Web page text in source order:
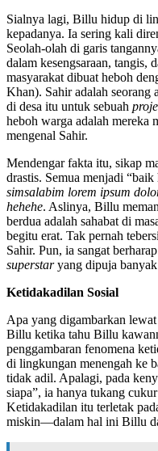
Sialnya lagi, Billu hidup di
kepadanya. Ia sering kali
Seolah-olah di garis
dalam kesengsaraan, tangis,
masyarakat dibuat heboh
Khan). Sahir adalah seorang
di desa itu untuk sebuah
heboh warga adalah mereka
mengenal Sahir.
Mendengar fakta itu, sikap
drastis. Semua menjadi
simsalabim lorem ipsum
hehehe. Aslinya, Billu
berdua adalah sahabat di
begitu erat. Tak pernah
Sahir. Pun, ia sangat
superstaryang dipuja
Ketidakadilan Sosial
Apa yang digambarkan
Billu ketika tahu Billu
penggambaran fenomena
di lingkungan menengah ke
tidak adil. Apalagi, pada
siapa”, ia hanya tukang
Ketidakadilan itu terletak
miskin—dalam hal ini Billu